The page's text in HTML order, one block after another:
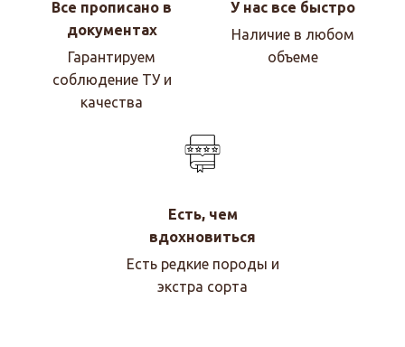
Все прописано в
документах
Гарантируем
соблюдение ТУ и
качества
У нас все быстро
Наличие в любом
объеме
Есть, чем
вдохновиться
Есть редкие породы и
экстра сорта